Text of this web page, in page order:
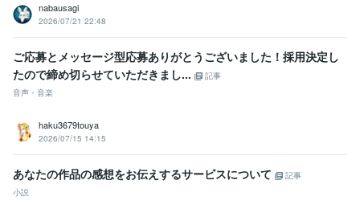
nabausagi
2026/07/21 22:48
ご応募とメッセージ型応募ありがとうございました！採用決定し
たので締め切らせていただきまし...
記事
音声・音楽
haku3679touya
2026/07/15 14:15
あなたの作品の感想をお伝えするサービスについて
記事
小説